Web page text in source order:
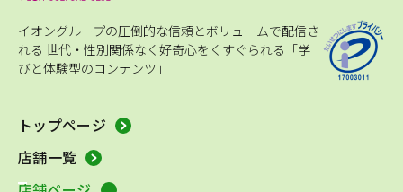
イオングループの圧倒的な信頼とボリュームで配信さ
れる 世代・性別関係なく好奇心をくすぐられる「学
びと体験型のコンテンツ」
トップページ
店舗一覧